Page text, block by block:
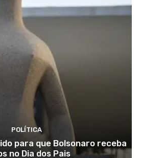
POLÍTICA
para que Bolsonaro receba
no Dia dos Pais